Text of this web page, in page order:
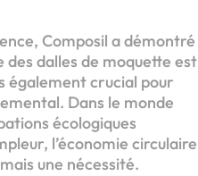
Composil a démontré
des dalles de moquette est
également crucial pour
Dans le monde
écologiques
l’économie circulaire
une nécessité.